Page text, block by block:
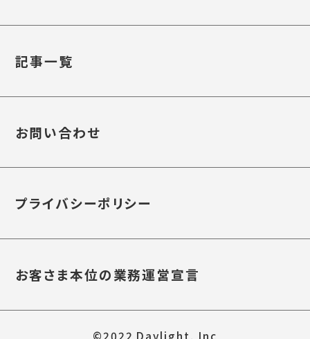
記事一覧
お問い合わせ
プライバシーポリシー
お客さま本位の業務運営宣言
©2022 Daylight, Inc